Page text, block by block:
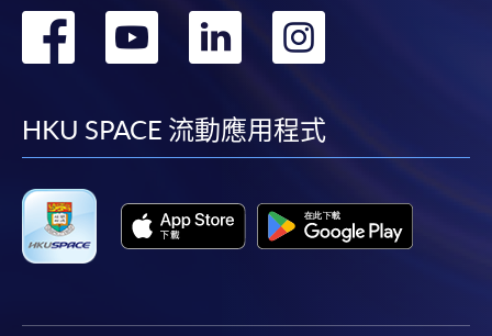
轉
facebook
轉
youtube
轉
linkedin
HKU SPACE 流動應用程式